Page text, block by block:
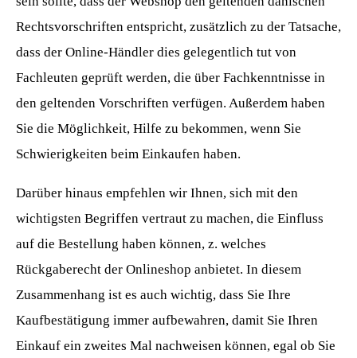
Rechtsvorschriften entspricht, zusätzlich zu der Tatsache,
dass der Online-Händler dies gelegentlich tut von
Fachleuten geprüft werden, die über Fachkenntnisse in
den geltenden Vorschriften verfügen. Außerdem haben
Sie die Möglichkeit, Hilfe zu bekommen, wenn Sie
Schwierigkeiten beim Einkaufen haben.
Darüber hinaus empfehlen wir Ihnen, sich mit den
wichtigsten Begriffen vertraut zu machen, die Einfluss
auf die Bestellung haben können, z. welches
Rückgaberecht der Onlineshop anbietet. In diesem
Zusammenhang ist es auch wichtig, dass Sie Ihre
Kaufbestätigung immer aufbewahren, damit Sie Ihren
Einkauf ein zweites Mal nachweisen können, egal ob Sie